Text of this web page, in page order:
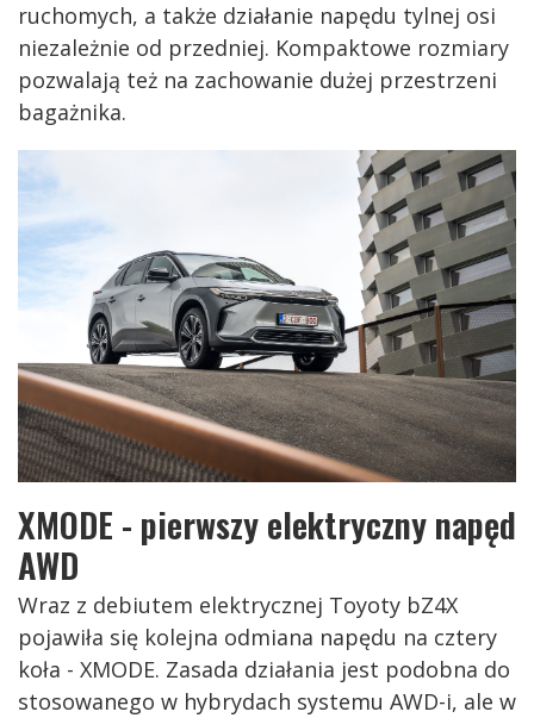
ruchomych, a także działanie napędu tylnej osi
niezależnie od przedniej. Kompaktowe rozmiary
pozwalają też na zachowanie dużej przestrzeni
bagażnika.
XMODE - pierwszy elektryczny napęd
AWD
Wraz z debiutem elektrycznej Toyoty bZ4X
pojawiła się kolejna odmiana napędu na cztery
koła - XMODE. Zasada działania jest podobna do
stosowanego w hybrydach systemu AWD-i, ale w